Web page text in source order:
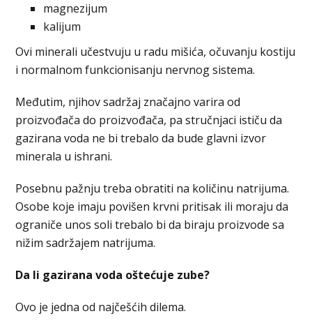
magnezijum
kalijum
Ovi minerali učestvuju u radu mišića, očuvanju kostiju
i normalnom funkcionisanju nervnog sistema.
Međutim, njihov sadržaj značajno varira od
proizvođača do proizvođača, pa stručnjaci ističu da
gazirana voda ne bi trebalo da bude glavni izvor
minerala u ishrani.
Posebnu pažnju treba obratiti na količinu natrijuma.
Osobe koje imaju povišen krvni pritisak ili moraju da
ograniče unos soli trebalo bi da biraju proizvode sa
nižim sadržajem natrijuma.
Da li gazirana voda oštećuje zube?
Ovo je jedna od najčešćih dilema.